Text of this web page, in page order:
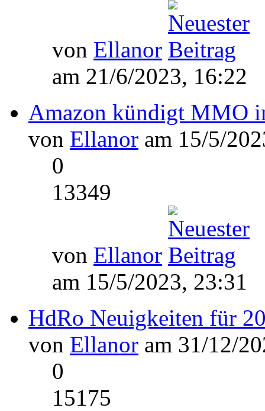
von Ellanor
am 21/6/2023, 16:22
Amazon kündigt MMO
von Ellanor am 15/5/
0
13349
von Ellanor
am 15/5/2023, 23:31
HdRo Neuigkeiten für
von Ellanor am 31/12/
0
15175